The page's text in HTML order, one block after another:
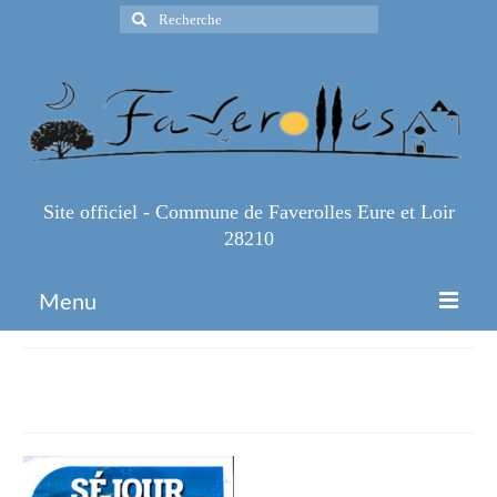
Rechercher
:
Site officiel - Commune de Faverolles Eure et Loir
28210
Menu
Infos Pratiques